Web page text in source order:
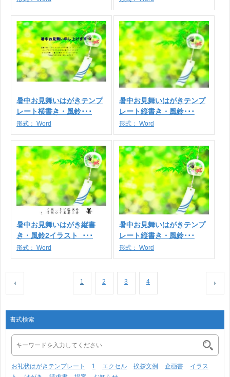
暑中お見舞いはがきテンプ
レート横書き・風鈴･･･
形式： Word
暑中お見舞いはがきテンプ
レート縦書き・風鈴･･･
形式： Word
暑中お見舞いはがき縦書
き・風鈴2イラスト_･･･
形式： Word
暑中お見舞いはがきテンプ
レート縦書き・風鈴･･･
形式： Word
1 2 3 4
書式検索
お礼状はがきテンプレート 1 エクセル 挨拶文例 企画書
イラス